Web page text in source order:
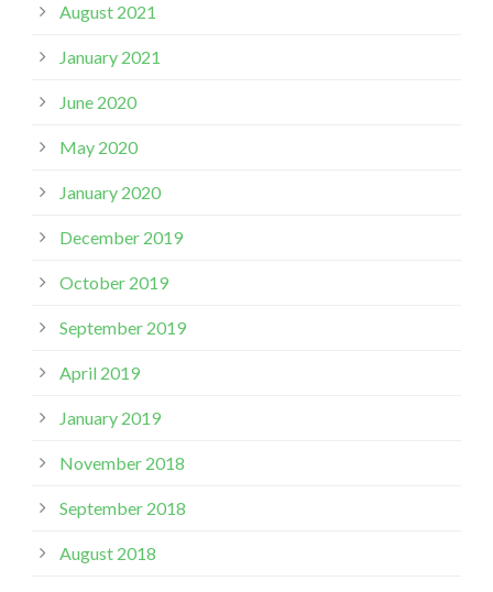
August 2021
January 2021
June 2020
May 2020
January 2020
December 2019
October 2019
September 2019
April 2019
January 2019
November 2018
September 2018
August 2018